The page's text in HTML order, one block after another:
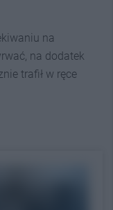
na
na dodatek
trafił w ręce